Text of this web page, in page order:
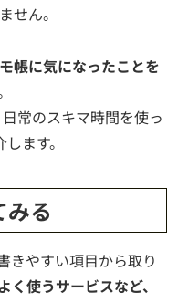
せん。
帳に気になったことを
常のスキマ時間を使っ
ます。
みる
きやすい項目から取り
く使うサービスなど、